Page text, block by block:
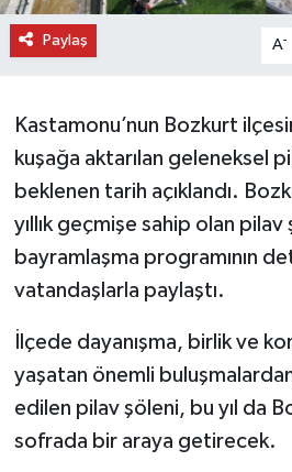
Paylaş A-
Kastamonu’nun Bozkurt
kuşağa aktarılan geleneksel
beklenen tarih açıklandı.
yıllık geçmişe sahip olan
bayramlaşma programının
vatandaşlarla paylaştı.
İlçede dayanışma, birlik ve
yaşatan önemli
edilen pilav şöleni, bu yıl da
sofrada bir araya getirecek.
İhsangazi Haberleri
Küre Haberleri
Merkez Haberleri
Pınarbaşı Haberleri
Şenpazar Haberleri
Seydiler Haberleri
Taşköprü Haberleri